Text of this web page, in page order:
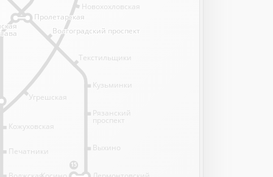
15
Новохохловская
Угрешская
Текстильщики
Кузьминки
Рязанский
проспект
Выхино
Лермонтовский
Кожуховская
Печатники
Волжская
Пролетарская
Пролетарская
Волгоградский проспект
Волгоградский проспект
Косино